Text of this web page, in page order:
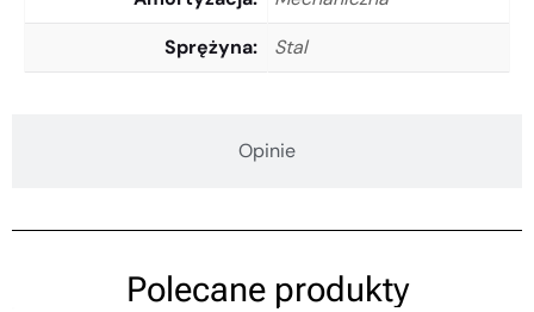
Opinie
Sprężyna
Stal
Polecane produkty